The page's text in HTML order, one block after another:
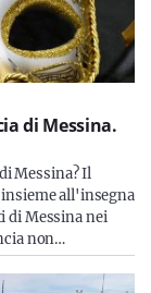
di Messina.
Messina? Il
all'insegna
di Messina nei
non…